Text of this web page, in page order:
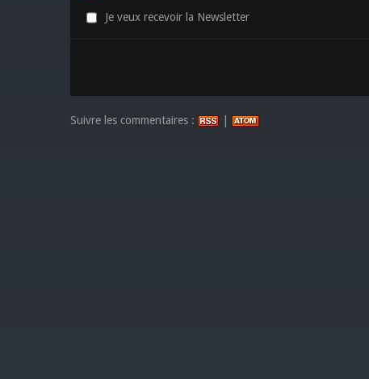
Je veux recevoir la Newsletter
Suivre les commentaires :